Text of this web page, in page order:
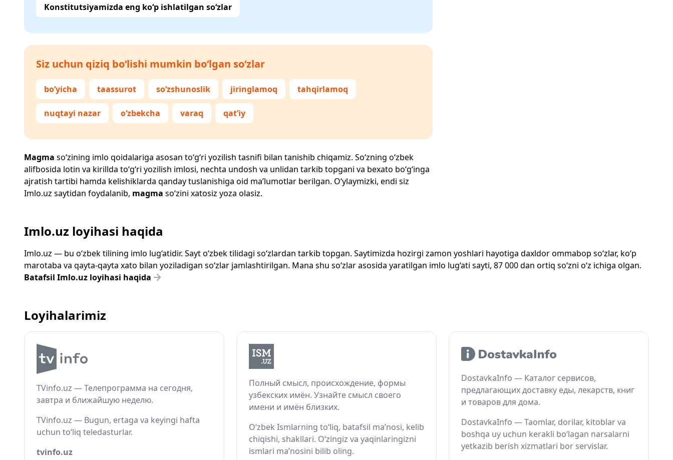
Konstitutsiyamizda eng ko‘p ishlatilgan so‘zlar
Siz uchun qiziq bo‘lishi mumkin bo‘lgan so‘zlar
bo‘yicha taassurot so‘zshunoslik jiringlamoq tahqirlamoq
nuqtayi nazar o‘zbekcha varaq qat’iy
Magma so‘zining imlo qoidalariga asosan to‘g‘ri yozilish tasnifi bilan tanishib chiqamiz. So‘zning o‘zbek
alifbosida lotin va kirillda to‘g‘ri yozilish imlosi, nechta undosh va unlidan tarkib topgani va bexato bo‘g‘inga
ajratish tartibi hamda kelishiklarda qanday tuslanishiga oid ma’lumotlar berilgan. O‘ylaymizki, endi siz
Imlo.uz saytidan foydalanib, magma so‘zini xatosiz yoza olasiz.
Imlo.uz loyihasi haqida
Imlo.uz — bu o‘zbek tilining imlo lug‘atidir. Sayt o‘zbek tilidagi so‘zlardan tarkib topgan. Saytimizda hozirgi zamon yoshlari hayotiga daxldor ommabop so‘zlar, ko‘p
marotaba va qayta-qayta xato bilan yoziladigan so‘zlar jamlashtirilgan. Mana shu so‘zlar asosida yaratilgan imlo lug‘ati sayti, 87 000 dan ortiq so‘zni o‘z ichiga olgan.
Batafsil Imlo.uz loyihasi haqida
Loyihalarimiz
TVinfo.uz — Телепрограмма на сегодня,
завтра и ближайшую неделю.
TVinfo.uz — Bugun, ertaga va keyingi hafta
uchun to‘liq teledasturlar.
tvinfo.uz
Полный смысл, происхождение, формы
узбекских имён. Узнайте смысл своего
имени и имён близких.
O‘zbek Ismlarning to‘liq, batafsil ma’nosi, kelib
chiqishi, shakllari. O‘zingiz va yaqinlaringizni
ismlari ma’nosini bilib oling.
DostavkaInfo — Каталог сервисов,
предлагающих доставку еды, лекарств, книг
и товаров для дома.
DostavkaInfo — Taomlar, dorilar, kitoblar va
boshqa uy uchun kerakli bo‘lagan narsalarni
yetkazib berish xizmatlari bor servislar.